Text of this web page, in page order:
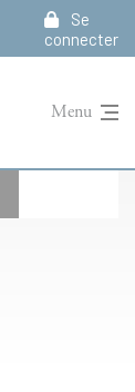
Se
connecter
Menu